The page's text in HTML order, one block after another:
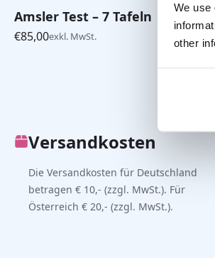
We use
other
Amsler Test – 7 Tafeln
€85,00exkl. MwSt.
Versandkosten
Die Versandkosten für Deutschland
betragen € 10,- (zzgl. MwSt.). Für
Österreich € 20,- (zzgl. MwSt.).